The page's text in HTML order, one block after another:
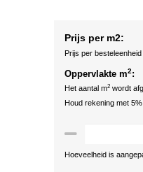
Prijs per m2:
Prijs per besteleenheid
Oppervlakte m2:
Het aantal m2 wordt
Houd rekening met
Hoeveelheid is